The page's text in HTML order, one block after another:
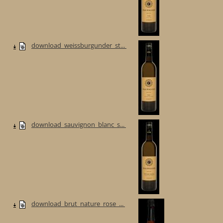
download_weissburgunder_st...
download_sauvignon_blanc_s...
download_brut_nature_rose_...